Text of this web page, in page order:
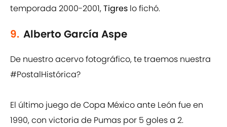
temporada 2000-2001,Tigres lo fichó.
9. Alberto García Aspe
De nuestro acervo fotográfico, te traemos nuestra
#PostalHistórica?
El último juego de Copa México ante León fue en
1990, con victoria de Pumas por 5 goles a 2.